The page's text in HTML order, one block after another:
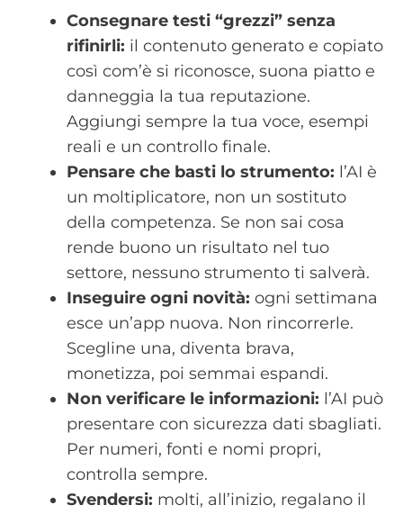
Consegnare testi “grezzi” senza
rifinirli: il contenuto generato e copiato
così com’è si riconosce, suona piatto e
danneggia la tua reputazione.
Aggiungi sempre la tua voce, esempi
reali e un controllo finale.
Pensare che basti lo strumento: l’AI è
un moltiplicatore, non un sostituto
della competenza. Se non sai cosa
rende buono un risultato nel tuo
settore, nessuno strumento ti salverà.
Inseguire ogni novità: ogni settimana
esce un’app nuova. Non rincorrerle.
Scegline una, diventa brava,
monetizza, poi semmai espandi.
Non verificare le informazioni: l’AI può
presentare con sicurezza dati sbagliati.
Per numeri, fonti e nomi propri,
controlla sempre.
Svendersi: molti, all’inizio, regalano il